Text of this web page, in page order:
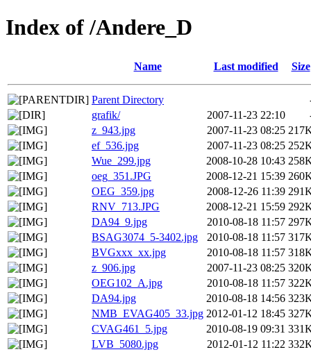
Index of /Andere_D
Name Last modified Size
Parent Directory
grafik/
2007-11-23 22:10
z_943.jpg
2007-11-23 08:25
ef_536.jpg
2007-11-23 08:25
Wue_299.jpg
2008-10-28 10:43
oeg_351.JPG
2008-12-21 15:39
OEG_359.jpg
2008-12-26 11:39
RNV_713.JPG
2008-12-21 15:59
DA94_9.jpg
2010-08-18 11:57
BSAG3074_5-3402.jpg
2010-08-18 11:57
BVGxxx_xx.jpg
2010-08-18 11:57
z_906.jpg
2007-11-23 08:25
OEG102_A.jpg
2010-08-18 11:57
DA94.jpg
2010-08-18 14:56
NMB_EVAG405_33.jpg 2012-01-12 18:45
CVAG461_5.jpg
2010-08-19 09:31
LVB_5080.jpg
2012-01-12 11:22